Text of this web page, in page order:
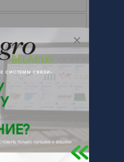
04)
на прицеп с 2-